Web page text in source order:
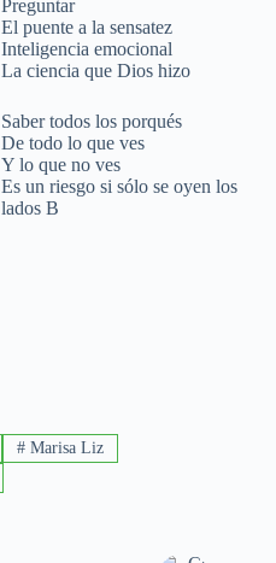
Preguntar
El puente a la sensatez
Inteligencia emocional
La ciencia que Dios hizo
Saber todos los porqués
De todo lo que ves
Y lo que no ves
Es un riesgo si sólo se oyen los
lados B
# Marisa Liz